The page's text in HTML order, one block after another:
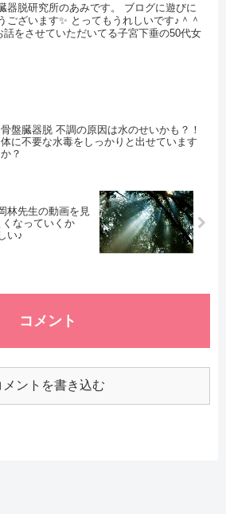
器脱研究所のあみです。 ブログに遊びに
ございます✨ とってもうれしいです♪＾＾
をさせていただいてる子宮下垂の50代女
骨盤臓器脱 不調の原因は水のせいかも？！
体に不要な水毒をしっかりと出せています
か？
林先生の動画を見
なっていくか
い♪
コメント
メントを書き込む